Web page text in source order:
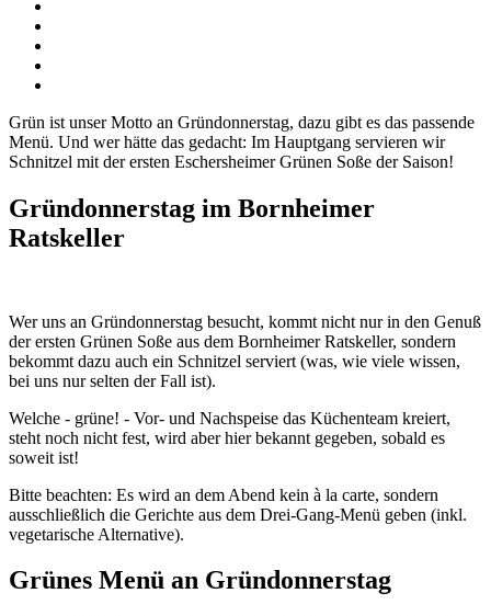
Grün ist unser Motto an Gründonnerstag, dazu gibt es das passende
Menü. Und wer hätte das gedacht: Im Hauptgang servieren wir
Schnitzel mit der ersten Eschersheimer Grünen Soße der Saison!
Gründonnerstag im Bornheimer
Ratskeller
Wer uns an Gründonnerstag besucht, kommt nicht nur in den Genuß
der ersten Grünen Soße aus dem Bornheimer Ratskeller, sondern
bekommt dazu auch ein Schnitzel serviert (was, wie viele wissen,
bei uns nur selten der Fall ist).
Welche - grüne! - Vor- und Nachspeise das Küchenteam kreiert,
steht noch nicht fest, wird aber hier bekannt gegeben, sobald es
soweit ist!
Bitte beachten: Es wird an dem Abend kein à la carte, sondern
ausschließlich die Gerichte aus dem Drei-Gang-Menü geben (inkl.
vegetarische Alternative).
Grünes Menü an Gründonnerstag